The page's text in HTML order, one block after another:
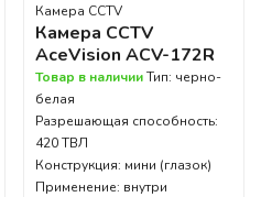
Камера CCTV
Камера CCTV
AceVision ACV-172R
Товар в наличииТип: черно-
белая
Разрешающая способность:
420 ТВЛ
Конструкция: мини (глазок)
Применение: внутри